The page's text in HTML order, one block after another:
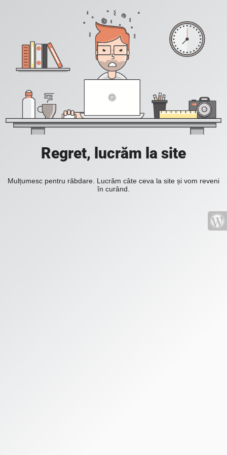
Regret, lucrăm la site
Mulțumesc pentru răbdare. Lucrăm câte ceva la site și vom reveni
în curând.